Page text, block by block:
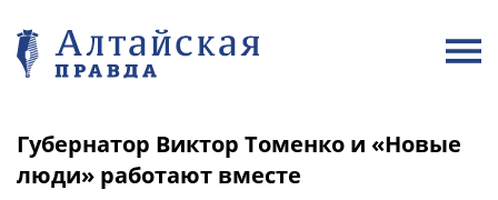
Губернатор Виктор Томенко и «Новые
люди» работают вместе